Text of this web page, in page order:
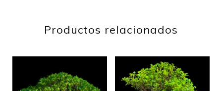
Productos relacionados